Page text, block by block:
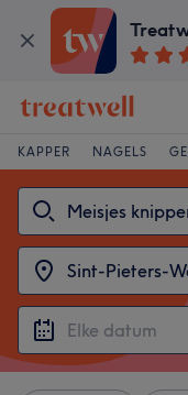
KAPPER NAGELS